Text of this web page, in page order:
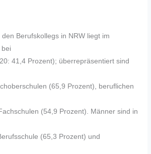
Berufskollegs in NRW liegt im
bei
41,4 Prozent); überrepräsentiert sind
(65,9 Prozent), beruflichen
(54,9 Prozent). Männer sind in
(65,3 Prozent) und